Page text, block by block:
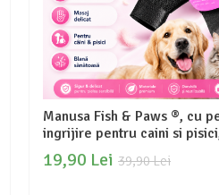
Manusa Fish & Paws ®, cu
ingrijire pentru caini si
elimina rapid parul
companie, pentru mana
39,90 Lei
19,90 Lei